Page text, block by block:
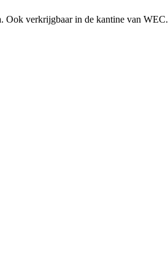
Ook verkrijgbaar in de kantine van WEC.